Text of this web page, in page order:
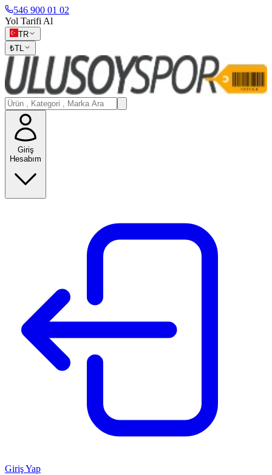
546 900 01 02
Yol Tarifi Al
TR
₺TL
Giriş
Hesabım
Giriş Yap